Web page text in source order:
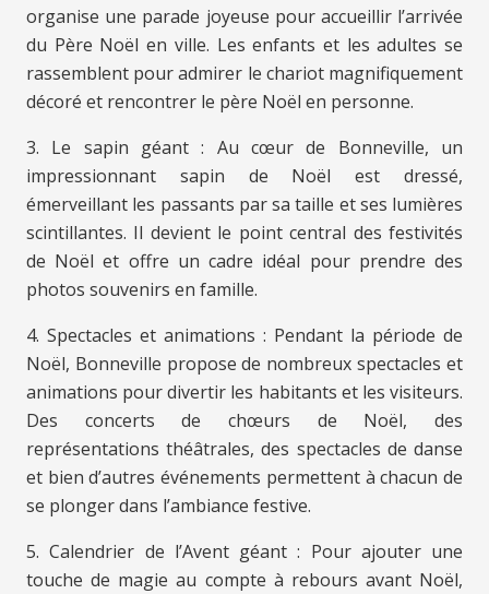
organise une parade joyeuse pour accueillir l’arrivée
du Père Noël en ville. Les enfants et les adultes se
rassemblent pour admirer le chariot magnifiquement
décoré et rencontrer le père Noël en personne.
3. Le sapin géant : Au cœur de Bonneville, un
impressionnant sapin de Noël est dressé,
émerveillant les passants par sa taille et ses lumières
scintillantes. Il devient le point central des festivités
de Noël et offre un cadre idéal pour prendre des
photos souvenirs en famille.
4. Spectacles et animations : Pendant la période de
Noël, Bonneville propose de nombreux spectacles et
animations pour divertir les habitants et les visiteurs.
Des concerts de chœurs de Noël, des
représentations théâtrales, des spectacles de danse
et bien d’autres événements permettent à chacun de
se plonger dans l’ambiance festive.
5. Calendrier de l’Avent géant : Pour ajouter une
touche de magie au compte à rebours avant Noël,